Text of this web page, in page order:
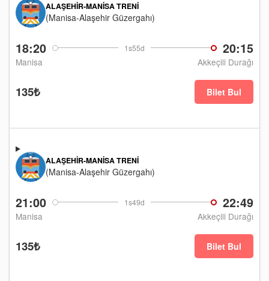
18:20 1s55d 20:15
Manisa Akkeçili Durağı
ALAŞEHIR-MANISA TRENI
(Manisa-Alaşehir Güzergahı)
135₺ Bilet Bul
21:00 1s49d 22:49
Manisa Akkeçili Durağı
ALAŞEHIR-MANISA TRENI
(Manisa-Alaşehir Güzergahı)
135₺ Bilet Bul